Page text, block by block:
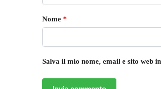
Nome *
Salva il mio nome, email e sito web